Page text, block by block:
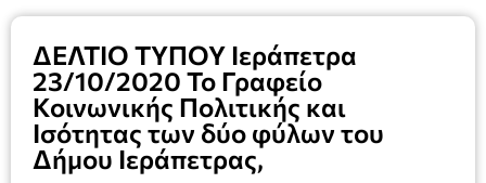
ΔΕΛΤΙΟ ΤΥΠΟΥ Ιεράπετρα
23/10/2020 Το Γραφείο
Κοινωνικής Πολιτικής και
Ισότητας των δύο φύλων του
Δήμου Ιεράπετρας,